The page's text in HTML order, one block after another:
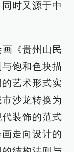
时又源于中
《贵州山民
饱和色块描
艺术形式实
沙龙转换为
装饰的范式
走向设计的